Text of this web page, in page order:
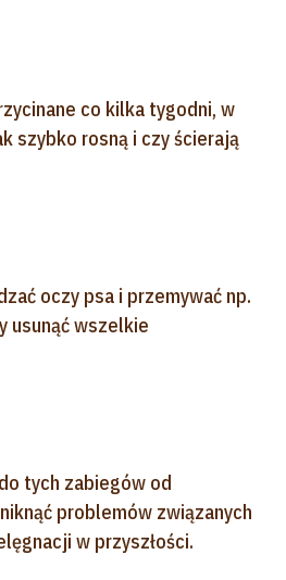
co kilka tygodni, w
szybko rosną i czy ścierają
oczy psa i przemywać np.
usunąć wszelkie
tych zabiegów od
problemów związanych
w przyszłości.